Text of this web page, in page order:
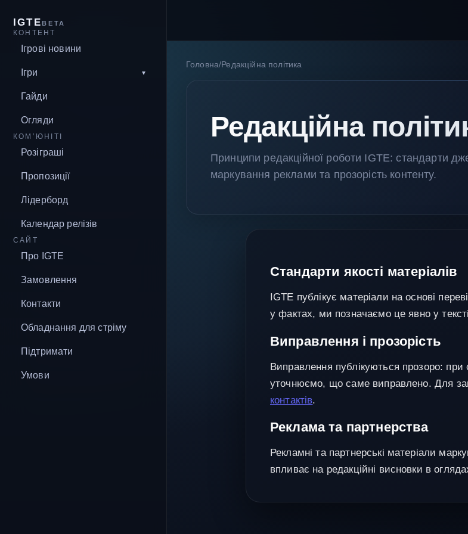
IGTEBETA
КОНТЕНТ
Ігрові новини
Ігри
Гайди
Огляди
КОМ’ЮНІТІ
Розіграші
Пропозиції
Лідерборд
Календар релізів
САЙТ
Про IGTE
Замовлення
Контакти
Обладнання для стріму
Підтримати
Умови
Головна/Редакційна політика
Редакційна
Принципи редакційної роботи IGTE: стандарти
маркування реклами та прозорість контенту.
Стандарти якості матеріалів
IGTE публікує матеріали на основі
у фактах, ми позначаємо це явно у
Виправлення і прозорість
Виправлення публікуються прозоро:
уточнюємо, що саме виправлено. Для
контактів.
Реклама та партнерства
Рекламні та партнерські матеріали
впливає на редакційні висновки в